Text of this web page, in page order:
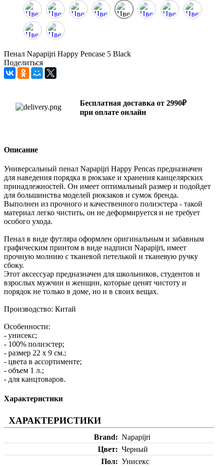
Пенал Napapijri Happy Pencase 5 Black
Поделиться
Бесплатная доставка от 2990₽
при оплате онлайн
Описание
Универсальный пенал Napapijri Happy Pencas предназначен
для наведения порядка в рюкзаке и хранения канцелярских
принадлежностей. Он имеет оптимальный размер и подойдет
для большинства моделей рюкзаков и сумок бренда.
Выполнен из прочного и качественного полиэстера - такой
материал легко чистить, он не деформируется и не требует
особого ухода.
Пенал в виде футляра оформлен оригинальным и забавным
графическим принтом в виде надписи Napapijri, имеет
прочную молнию с тканевой петелькой и тканевую ручку
сбоку.
Этот аксессуар предназначен для школьников, студентов и
взрослых мужчин и женщин, которые ценят чистоту и
порядок не только в доме, но и в своих вещах.
Производство: Китай
Особенности:
- унисекс;
- 100% полиэстер;
- размер 22 х 9 см.;
- цвета в ассортименте;
- объем 1 л.;
- для канцтоваров.
Характеристики
ХАРАКТЕРИСТИКИ
Brand
Napapijri
Цвет
Черный
Пол
Унисекс